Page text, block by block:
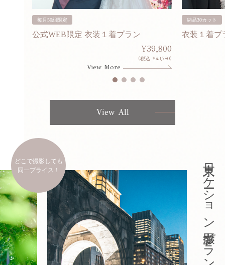
毎月50組限定
公式WEB限定 衣装１着プラン
¥39,800
(税込 ¥43,780)
View More
納品30カット
衣装１着プ
View All
どこで撮影しても
同一プライス！
東京ロケーション撮影プラン